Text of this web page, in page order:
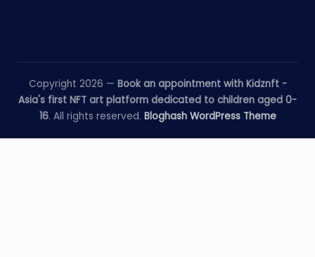
Copyright 2026 — Book an appointment with Kidznft -
Asia's first NFT art platform dedicated to children aged 0-
16. All rights reserved. Bloghash WordPress Theme